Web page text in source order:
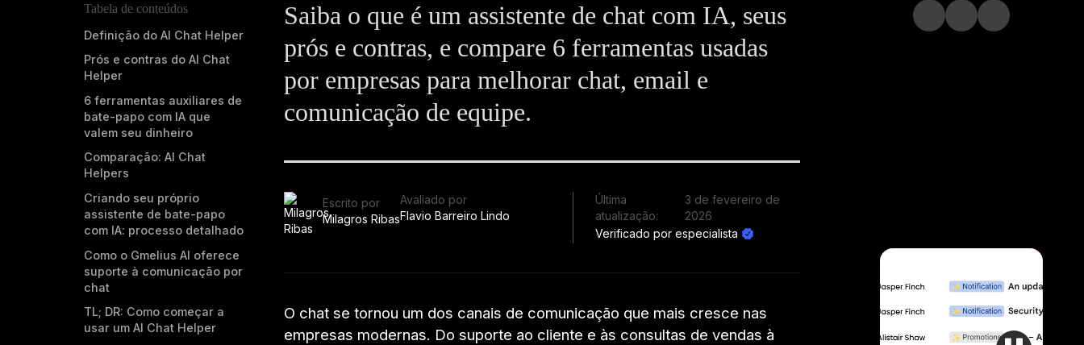
Tabela de conteúdos
Definição do AI Chat Helper
Prós e contras do AI Chat
Helper
6 ferramentas auxiliares de
bate-papo com IA que
valem seu dinheiro
Comparação: AI Chat
Helpers
Criando seu próprio
assistente de bate-papo
com IA: processo detalhado
Como o Gmelius AI oferece
suporte à comunicação por
chat
TL; DR: Como começar a
usar um AI Chat Helper
Saiba o que é um assistente de chat com IA, seus
prós e contras, e compare 6 ferramentas usadas
por empresas para melhorar chat, email e
comunicação de equipe.
Escrito por
Milagros Ribas
Avaliado por
Flavio Barreiro Lindo
Última
atualização:
3 de fevereiro de
2026
Verificado por especialista
O chat se tornou um dos canais de comunicação que mais cresce nas
empresas modernas. Do suporte ao cliente e às consultas de vendas à